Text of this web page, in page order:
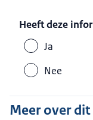
Heeft deze
Ja
Nee
Meer over